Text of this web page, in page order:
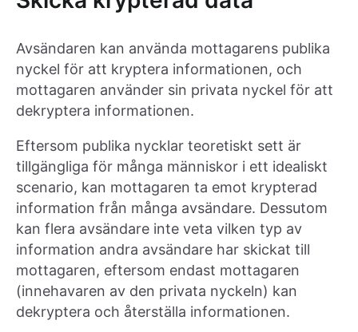
Avsändaren kan använda mottagarens publika
nyckel för att kryptera informationen, och
mottagaren använder sin privata nyckel för att
dekryptera informationen.
Eftersom publika nycklar teoretiskt sett är
tillgängliga för många människor i ett idealiskt
scenario, kan mottagaren ta emot krypterad
information från många avsändare. Dessutom
kan flera avsändare inte veta vilken typ av
information andra avsändare har skickat till
mottagaren, eftersom endast mottagaren
(innehavaren av den privata nyckeln) kan
dekryptera och återställa informationen.